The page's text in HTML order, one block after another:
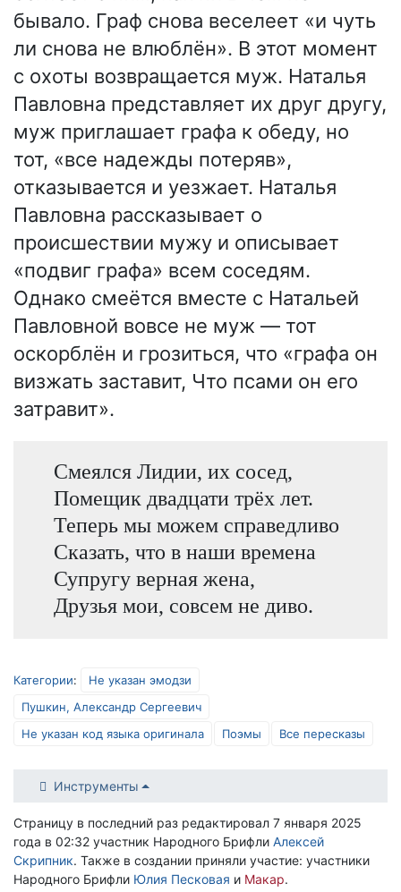
бывало. Граф снова веселеет «и чуть
ли снова не влюблён». В этот момент
с охоты возвращается муж. Наталья
Павловна представляет их друг другу,
муж приглашает графа к обеду, но
тот, «все надежды потеряв»,
отказывается и уезжает. Наталья
Павловна рассказывает о
происшествии мужу и описывает
«подвиг графа» всем соседям.
Однако смеётся вместе с Натальей
Павловной вовсе не муж — тот
оскорблён и грозиться, что «графа он
визжать заставит, Что псами он его
затравит».
Смеялся Лидии, их сосед,
Помещик двадцати трёх лет.
Теперь мы можем справедливо
Сказать, что в наши времена
Супругу верная жена,
Друзья мои, совсем не диво.
Категории:
Не указан эмодзи
Пушкин, Александр Сергеевич
Не указан код языка оригинала
Поэмы Все пересказы
Инструменты
Страницу в последний раз редактировал 7 января 2025
года в 02:32 участник Народного Брифли Алексей
Скрипник. Также в создании приняли участие: участники
Народного Брифли Юлия Песковая и Макар.